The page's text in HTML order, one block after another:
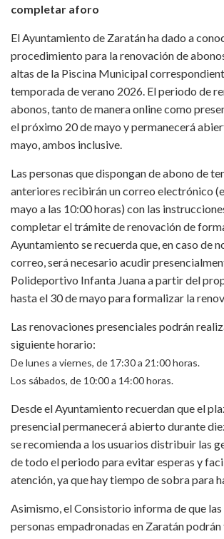
completar aforo
El Ayuntamiento de Zaratán ha dado a
procedimiento para la renovación de
altas de la Piscina Municipal
temporada de verano 2026. El periodo de
abonos, tanto de manera online como
el próximo 20 de mayo y permanecerá
mayo, ambos inclusive.
Las personas que dispongan de abono de
anteriores recibirán un correo electrónico
mayo a las 10:00 horas) con las
completar el trámite de renovación de
Ayuntamiento se recuerda que, en caso de
correo, será necesario acudir
Polideportivo Infanta Juana a partir del
hasta el 30 de mayo para formalizar la
Las renovaciones presenciales podrán
siguiente horario:
De lunes a viernes, de 17:30 a 21:00 horas.
Los sábados, de 10:00 a 14:00 horas.
Desde el Ayuntamiento recuerdan que el
presencial permanecerá abierto durante
se recomienda a los usuarios distribuir las
de todo el periodo para evitar esperas y
atención, ya que hay tiempo de sobra para
Asimismo, el Consistorio informa de que
personas empadronadas en Zaratán